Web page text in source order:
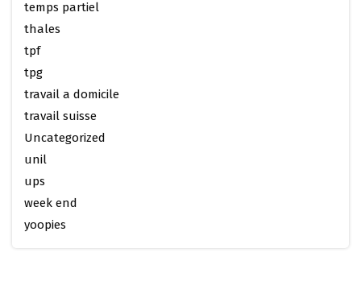
temps partiel
thales
tpf
tpg
travail a domicile
travail suisse
Uncategorized
unil
ups
week end
yoopies